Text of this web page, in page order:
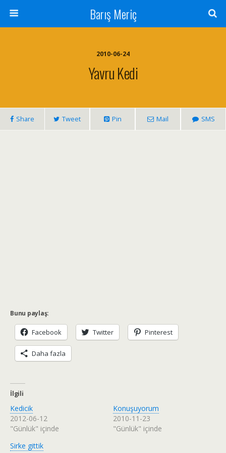
Barış Meriç
2010-06-24
Yavru Kedi
Share Tweet Pin Mail SMS
Bunu paylaş:
Facebook Twitter Pinterest
Daha fazla
İlgili
Kedicik
2012-06-12
"Günlük" içinde
Konuşuyorum
2010-11-23
"Günlük" içinde
Sirke gittik